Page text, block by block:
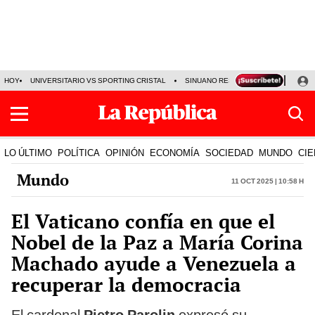
HOY UNIVERSITARIO VS SPORTING CRISTAL SINUANO RESULTADOS HOY
LO ÚLTIMO POLÍTICA OPINIÓN ECONOMÍA SOCIEDAD MUNDO
Mundo 11 Oct 2025 | 10:58 h
El Vaticano confía en que el
Nobel de la Paz a María Corina
Machado ayude a Venezuela a
recuperar la democracia